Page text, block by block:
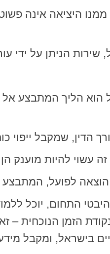
היציאה אינה
שירות הניתן על ידי
הוא הליך המתבצע
הדין, שמקבל
זה עשוי להיות מוענק
הוצאה לפועל,
התחום, יוכל
הזמן הנוכחית
בישראל, ומקבל